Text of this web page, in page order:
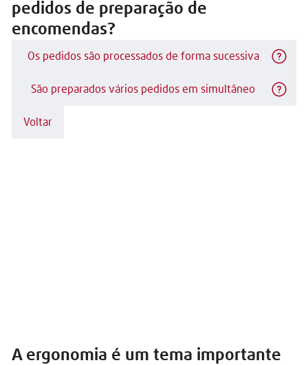
pedidos de preparação de
encomendas?
Os pedidos são processados de forma sucessiva
São preparados vários pedidos em simultâneo
Voltar
A ergonomia é um tema importante